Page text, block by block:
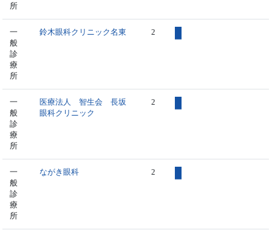
所
一
般
診
療
所
鈴木眼科クリニック名東 2
一
般
診
療
所
医療法人 智生会 長坂
眼科クリニック
2
一
般
診
療
所
ながき眼科 2